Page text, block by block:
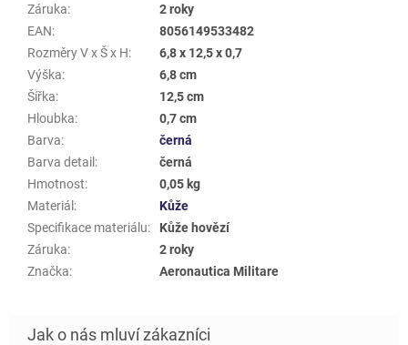
Záruka:
2 roky
EAN:
8056149533482
Rozměry V x Š x H:
6,8 x 12,5 x 0,7
Výška:
6,8 cm
Šířka:
12,5 cm
Hloubka:
0,7 cm
Barva:
černá
Barva detail :
černá
Hmotnost:
0,05 kg
Materiál :
Kůže
Specifikace materiálu:
Kůže hovězí
Záruka:
2 roky
Značka: Aeronautica Militare